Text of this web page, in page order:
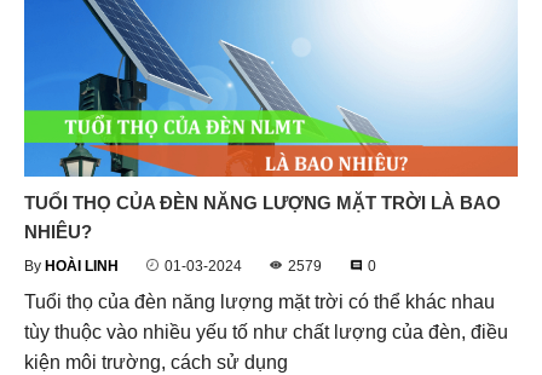
TUỔI THỌ CỦA ĐÈN NĂNG LƯỢNG MẶT TRỜI LÀ BAO
NHIÊU?
By HOÀI LINH 01-03-2024 2579 0
Tuổi thọ của đèn năng lượng mặt trời có thể khác nhau
tùy thuộc vào nhiều yếu tố như chất lượng của đèn, điều
kiện môi trường, cách sử dụng